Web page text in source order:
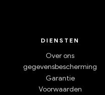
DIENSTEN
Over ons
gegevensbescherming
Garantie
Voorwaarden